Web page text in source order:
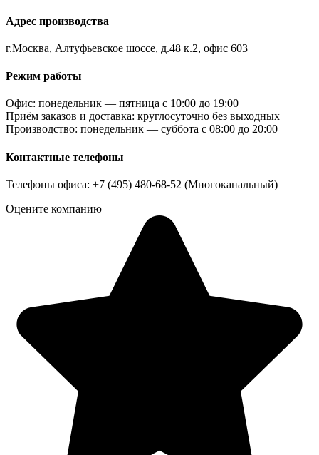
Адрес производства
г.Москва, Алтуфьевское шоссе, д.48 к.2, офис 603
Режим работы
Офис: понедельник — пятница с 10:00 до 19:00
Приём заказов и доставка: круглосуточно без выходных
Производство: понедельник — суббота с 08:00 до 20:00
Контактные телефоны
Телефоны офиса: +7 (495) 480-68-52 (Многоканальный)
Оцените компанию